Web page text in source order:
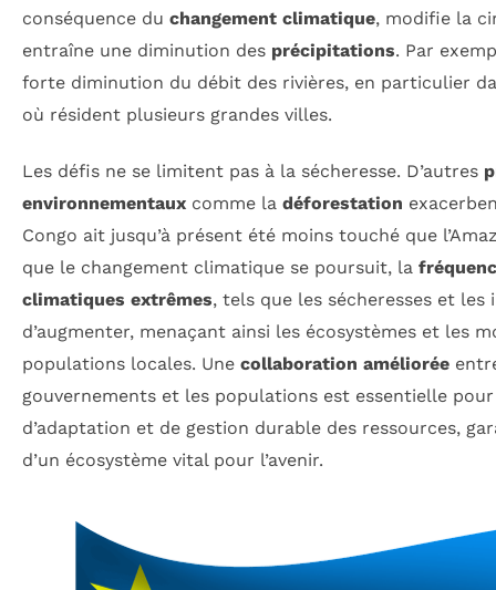
conséquence du changement climatique, modifie la
entraîne une diminution des précipitations. Par
forte diminution du débit des rivières, en particulier
où résident plusieurs grandes villes.
Les défis ne se limitent pas à la sécheresse. D’autres
environnementaux comme la déforestation
Congo ait jusqu’à présent été moins touché que
que le changement climatique se poursuit, la
climatiques extrêmes, tels que les sécheresses et les
d’augmenter, menaçant ainsi les écosystèmes et les
populations locales. Une collaboration améliorée
gouvernements et les populations est essentielle
d’adaptation et de gestion durable des ressources,
d’un écosystème vital pour l’avenir.